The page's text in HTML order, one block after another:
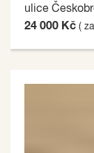
ulice
24 000 Kč (